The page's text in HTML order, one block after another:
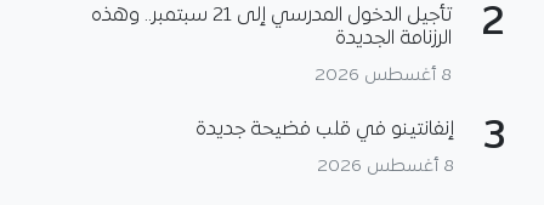
2
تأجيل الدخول المدرسي إلى 21 سبتمبر.. وهذه
الرزنامة الجديدة
8 أغسطس 2026
3 إنفانتينو في قلب فضيحة جديدة
8 أغسطس 2026